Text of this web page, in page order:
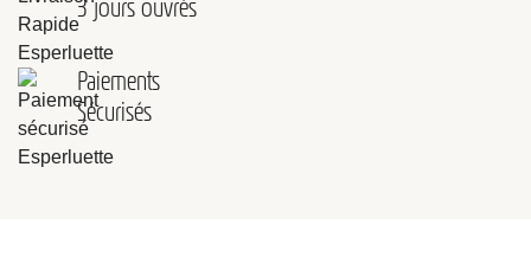
3 jours ouvrés
Paiements
Sécurisés